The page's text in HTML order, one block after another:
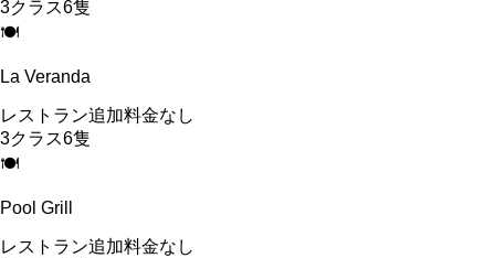
3クラス6隻
🍽
La Veranda
レストラン追加料金なし
3クラス6隻
🍽
Pool Grill
レストラン追加料金なし